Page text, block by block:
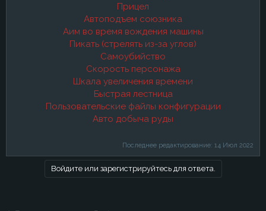
Прицел
Автоподъем союзника
Аим во время вождения машины
Пикать (стрелять из-за углов)
Самоубийство
Скорость персонажа
Шкала увеличения времени
Быстрая лестница
Пользовательские файлы конфигурации
Авто добыча руды
Последнее редактирование: 14 Июл 2022
Войдите или зарегистрируйтесь для ответа.